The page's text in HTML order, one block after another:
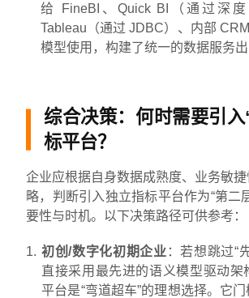
给 FineBI、Quick BI（通过深度
Tableau（通过 JDBC）、内部
模型使用，构建了统一的数据服务出
综合决策：何时需要引
标平台？
企业应根据自身数据成熟度、业务敏
略，判断引入独立指标平台作为“第二
要性与时机。以下决策路径可供参考：
初创/数字化初期企业 ：若想跳过“
直接采用最先进的语义模型驱动架
平台是“弯道超车”的理想选择。它